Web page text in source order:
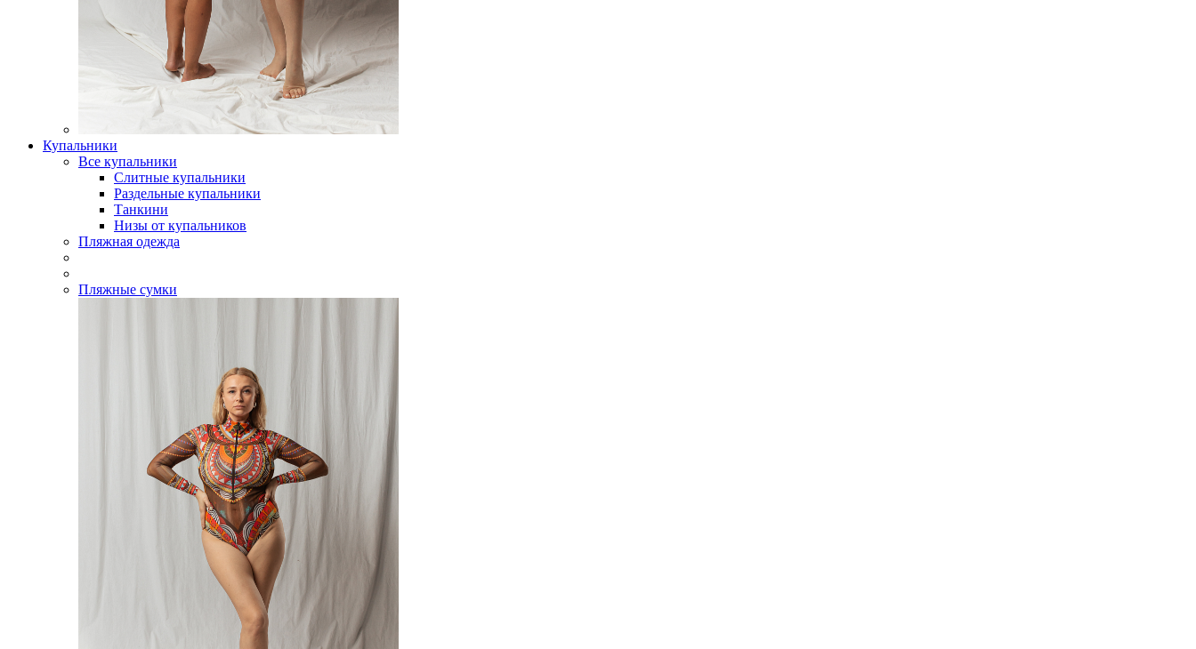
Купальники
Все купальники
Слитные купальники
Раздельные купальники
Танкини
Низы от купальников
Пляжная одежда
Пляжные сумки